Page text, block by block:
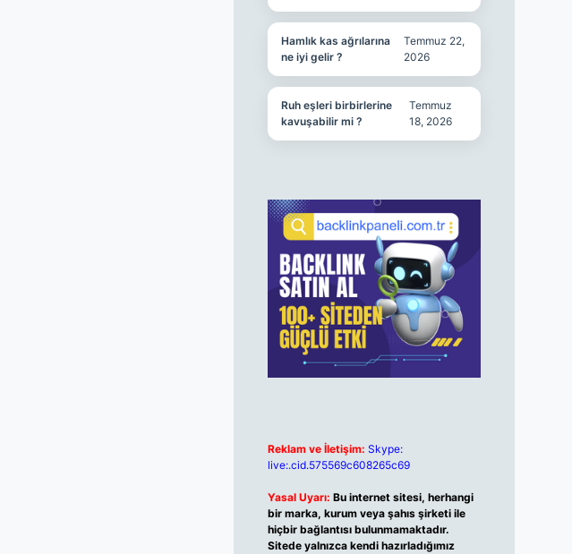
Hamlık kas ağrılarına
ne iyi gelir ?
Temmuz 22,
2026
Ruh eşleri birbirlerine
kavuşabilir mi ?
Temmuz
18, 2026
Reklam ve İletişim: Skype:
live:.cid.575569c608265c69
Yasal Uyarı: Bu internet sitesi, herhangi
bir marka, kurum veya şahıs şirketi ile
hiçbir bağlantısı bulunmamaktadır.
Sitede yalnızca kendi hazırladığımız